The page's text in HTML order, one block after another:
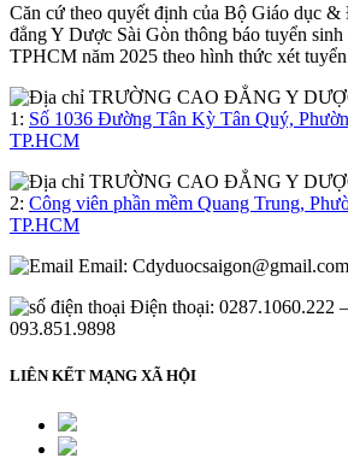
Căn cứ theo quyết định của Bộ Giáo dục
đẳng Y Dược Sài Gòn thông báo tuyển
TPHCM năm 2025 theo hình thức xét
1: Số 1036 Đường Tân Kỳ Tân Quý,
TP.HCM
2: Công viên phần mềm Quang Trung,
TP.HCM
Email: Cdyduocsaigon@gmail.com
Điện thoại: 0287.1060.222
093.851.9898
LIÊN KẾT MẠNG XÃ HỘI